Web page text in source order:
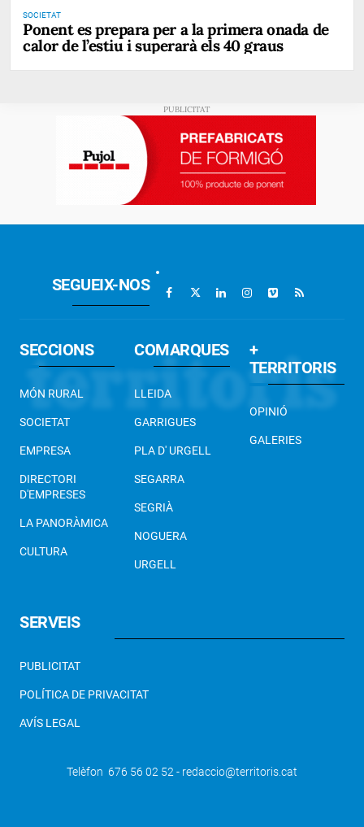
SOCIETAT
Ponent es prepara per a la primera onada de
calor de l’estiu i superarà els 40 graus
SEGUEIX-NOS
SECCIONS
MÓN RURAL
SOCIETAT
EMPRESA
DIRECTORI
D'EMPRESES
LA PANORÀMICA
CULTURA
COMARQUES
LLEIDA
GARRIGUES
PLA D' URGELL
SEGARRA
SEGRIÀ
NOGUERA
URGELL
+
TERRITORIS
OPINIÓ
GALERIES
SERVEIS
PUBLICITAT
POLÍTICA DE PRIVACITAT
AVÍS LEGAL
Telèfon 676 56 02 52 - redaccio@territoris.cat